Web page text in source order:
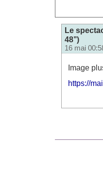
Le
48’’)
16 mai
Image
https://